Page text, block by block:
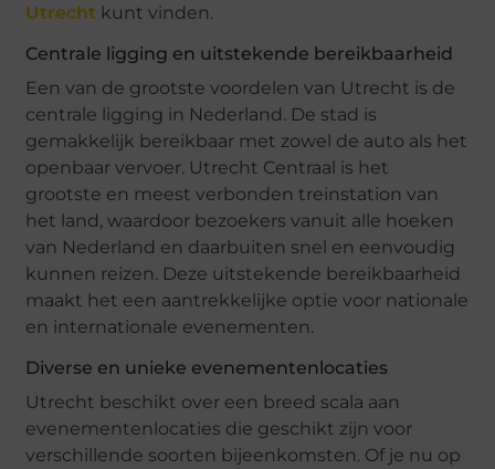
Utrecht kunt vinden.
Centrale ligging en uitstekende bereikbaarheid
Een van de grootste voordelen van Utrecht is de
centrale ligging in Nederland. De stad is
gemakkelijk bereikbaar met zowel de auto als het
openbaar vervoer. Utrecht Centraal is het
grootste en meest verbonden treinstation van
het land, waardoor bezoekers vanuit alle hoeken
van Nederland en daarbuiten snel en eenvoudig
kunnen reizen. Deze uitstekende bereikbaarheid
maakt het een aantrekkelijke optie voor nationale
en internationale evenementen.
Diverse en unieke evenementenlocaties
Utrecht beschikt over een breed scala aan
evenementenlocaties die geschikt zijn voor
verschillende soorten bijeenkomsten. Of je nu op